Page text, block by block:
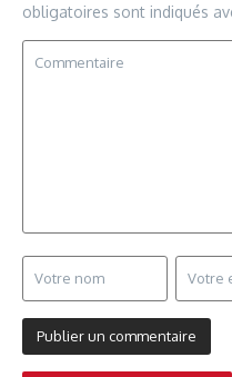
obligatoires sont indiqués